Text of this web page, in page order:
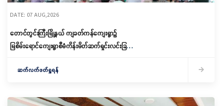
DATE: 07 AUG,2026
တောင်တွင်းကြီးမြို့နယ် ကျခတ်ကန်ကျေးရွာ၌
မြစိမ်းရောင်ကျေးရွာစီမံကိန်းမိတ်ဆက်ရှင်းလင်းခြင်း
ဆက်လက်ဖတ်ရှုရန်